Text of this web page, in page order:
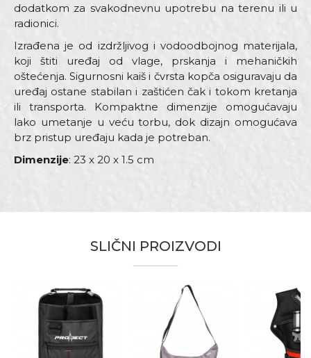
dodatkom za svakodnevnu upotrebu na terenu ili u
radionici.
Izrađena je od izdržljivog i vodoodbojnog materijala,
koji štiti uređaj od vlage, prskanja i mehaničkih
oštećenja. Sigurnosni kaiš i čvrsta kopča osiguravaju da
uređaj ostane stabilan i zaštićen čak i tokom kretanja
ili transporta. Kompaktne dimenzije omogućavaju
lako umetanje u veću torbu, dok dizajn omogućava
brz pristup uređaju kada je potreban.
Dimenzije: 23 x 20 x 1.5 cm
Zanati
Hobby, Izolateri, Kamenoresci,
Keramičari, Lakireri, Mehaničari,
Moleri i farbari, Monteri, Parketari,
Stolari, Tapetari, Tesari, Varioci,
Vodoinstalateri, Zidari
Poruka
SLIČNI PROIZVODI